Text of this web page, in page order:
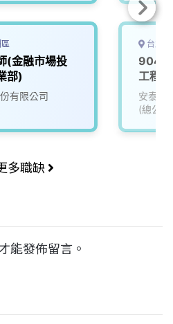
(金融市場投
部)
有限公司
台北
904 -
工程師
安泰商
(總公
多職缺
能發佈留言。